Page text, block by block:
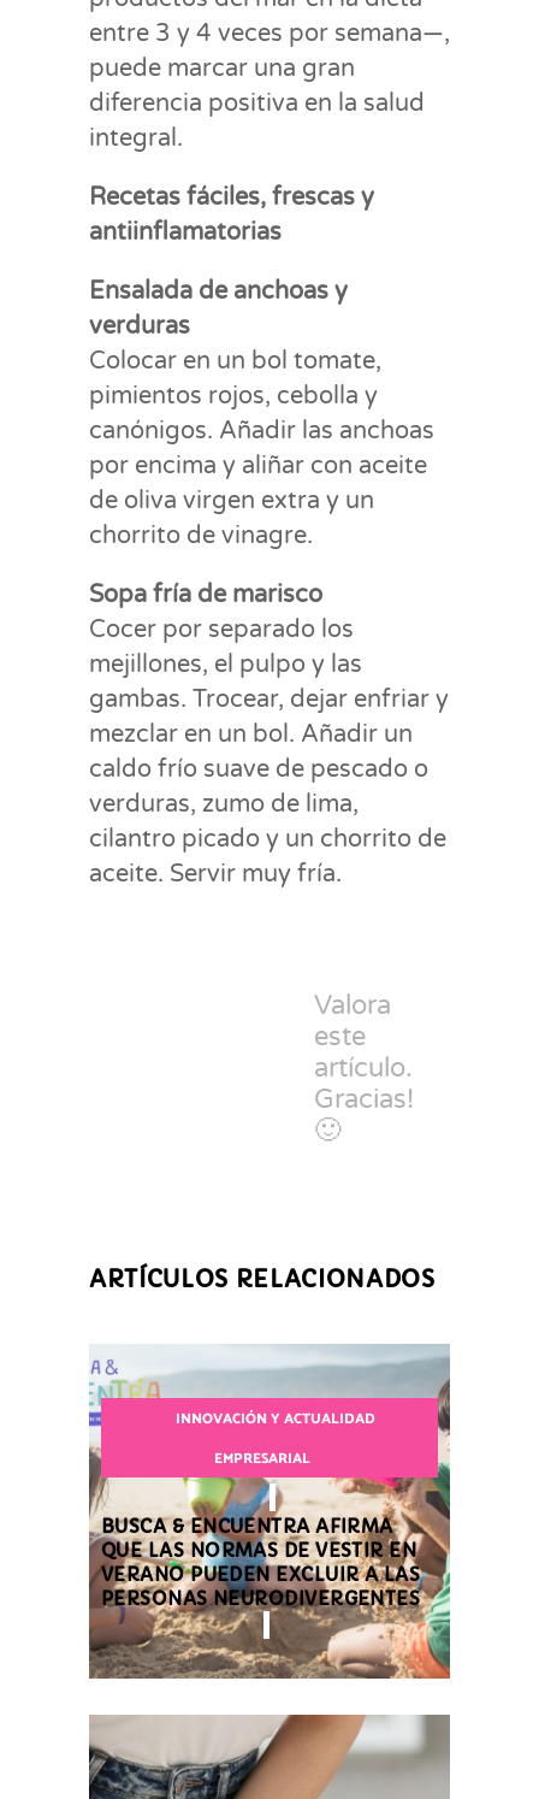
entre 3 y 4 veces por semana—,
puede marcar una gran
diferencia positiva en la salud
integral.
Recetas fáciles, frescas y
antiinflamatorias
Ensalada de anchoas y
verduras
Colocar en un bol tomate,
pimientos rojos, cebolla y
canónigos. Añadir las anchoas
por encima y aliñar con aceite
de oliva virgen extra y un
chorrito de vinagre.
Sopa fría de marisco
Cocer por separado los
mejillones, el pulpo y las
gambas. Trocear, dejar enfriar y
mezclar en un bol. Añadir un
caldo frío suave de pescado o
verduras, zumo de lima,
cilantro picado y un chorrito de
aceite. Servir muy fría.
Valora
este
artículo.
Gracias!
🙂
ARTÍCULOS RELACIONADOS
INNOVACIÓN Y ACTUALIDAD
EMPRESARIAL
BUSCA & ENCUENTRA AFIRMA
QUE LAS NORMAS DE VESTIR EN
VERANO PUEDEN EXCLUIR A LAS
PERSONAS NEURODIVERGENTES